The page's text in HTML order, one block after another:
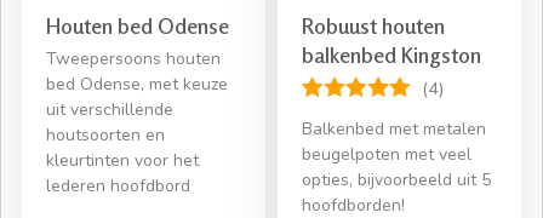
Houten bed Odense
Tweepersoons houten
bed Odense, met keuze
uit verschillende
houtsoorten en
kleurtinten voor het
lederen hoofdbord
Robuust houten
balkenbed Kingston
(4)
Balkenbed met metalen
beugelpoten met veel
opties, bijvoorbeeld uit 5
hoofdborden!